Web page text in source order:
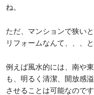
ね。
ただ、マンションで狭い
リフォームなんて、、、
例えば風水的には、南や
も、明るく清潔、開放感
させることは可能なので